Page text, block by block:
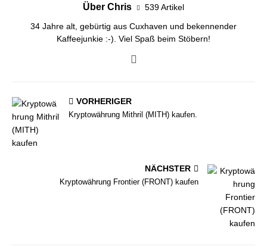
Über Chris 539 Artikel
34 Jahre alt, gebürtig aus Cuxhaven und bekennender
Kaffeejunkie :-). Viel Spaß beim Stöbern!
VORHERIGER
Kryptowährung Mithril (MITH) kaufen.
NÄCHSTER
Kryptowährung Frontier (FRONT) kaufen